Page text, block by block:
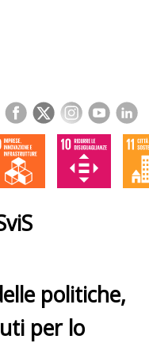
politiche,
per lo